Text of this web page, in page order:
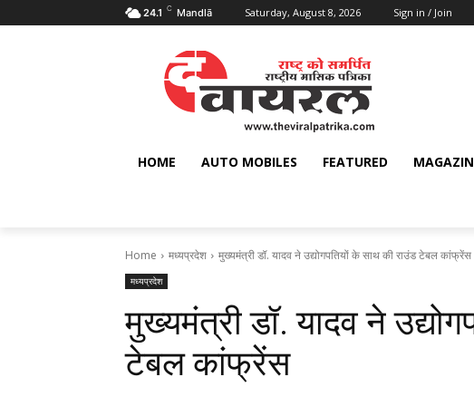
24.1 C Mandlā Saturday, August 8, 2026 Sign in / Join
HOME AUTO MOBILES FEATURED
Home मध्यप्रदेश मुख्यमंत्री डॉ. यादव ने उद्योगपतियों के साथ की राउंड टेबल कांफ्रेंस
मध्यप्रदेश
मुख्यमंत्री डॉ. यादव ने
टेबल कांफ्रेंस